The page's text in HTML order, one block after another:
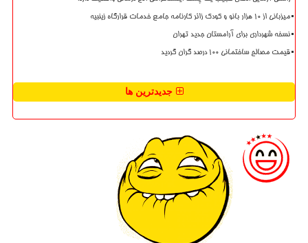
میزبانی از ۱۰ هزار بانو و کودک زائر کارنامه جامع خدمات قرارگاه زینبیه
نسخه شهرداری برای آرامستان جدید تهران
قیمت مصالح ساختمانی ۱۰۰ درصد گران گردید
جدیدترین ها